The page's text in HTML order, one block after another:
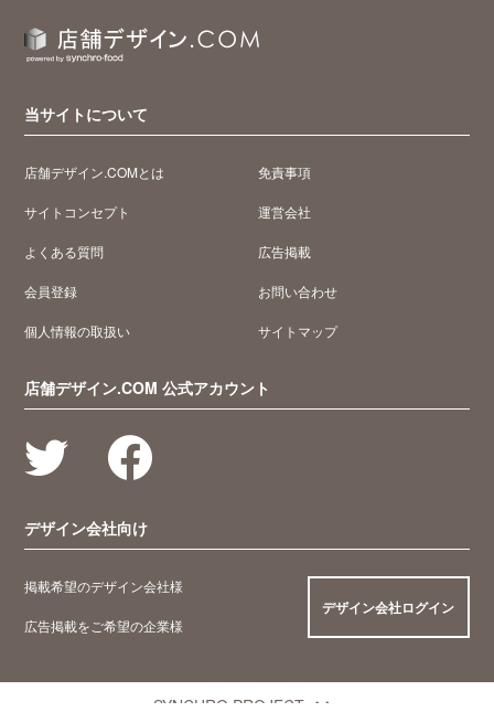
当サイトについて
店舗デザイン.COMとは
サイトコンセプト
よくある質問
会員登録
個人情報の取扱い
免責事項
運営会社
広告掲載
お問い合わせ
サイトマップ
店舗デザイン.COM 公式アカウント
デザイン会社向け
掲載希望のデザイン会社様
広告掲載をご希望の企業様
デザイン会社ログイン
SYNCHRO PROJECT